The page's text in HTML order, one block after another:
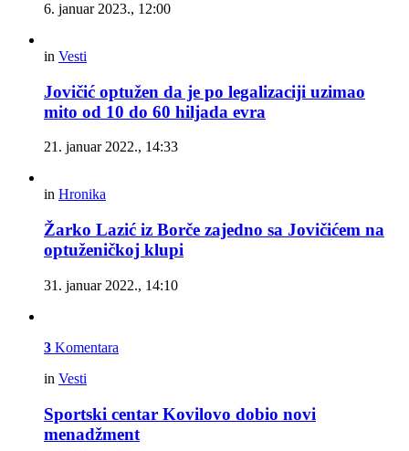
6. januar 2023., 12:00
in Vesti
Jovičić optužen da je po legalizaciji uzimao
mito od 10 do 60 hiljada evra
21. januar 2022., 14:33
in Hronika
Žarko Lazić iz Borče zajedno sa Jovičićem na
optuženičkoj klupi
31. januar 2022., 14:10
3 Komentara
in Vesti
Sportski centar Kovilovo dobio novi
menadžment